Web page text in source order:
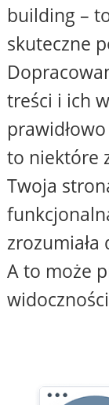
building –
skuteczne
treści i ich
to niektóre
Twoja
A to może